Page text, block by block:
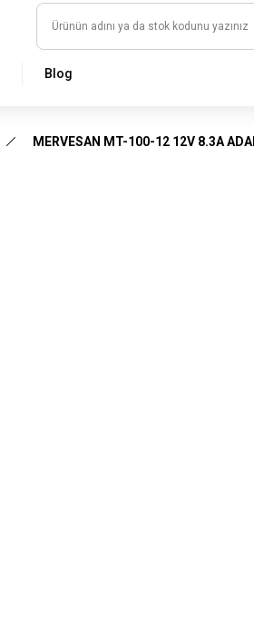
Blog
MERVESAN MT-100-12 12V 8.3A